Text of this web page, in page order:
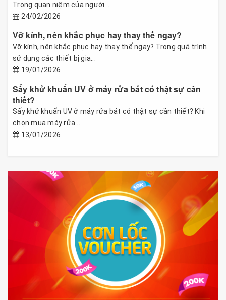
Trong quan niệm của người...
24/02/2026
Vỡ kính, nên khắc phục hay thay thế ngay?
Vỡ kính, nên khắc phục hay thay thế ngay? Trong quá trình
sử dụng các thiết bị gia...
19/01/2026
Sấy khử khuẩn UV ở máy rửa bát có thật sự cần
thiết?
Sấy khử khuẩn UV ở máy rửa bát có thật sự cần thiết? Khi
chọn mua máy rửa...
13/01/2026